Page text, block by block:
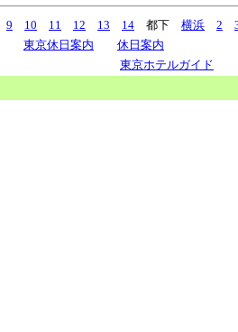
9 10 11 12 13 14 都下 横浜 2
東京休日案内
休日案内
東京ホテルガイド